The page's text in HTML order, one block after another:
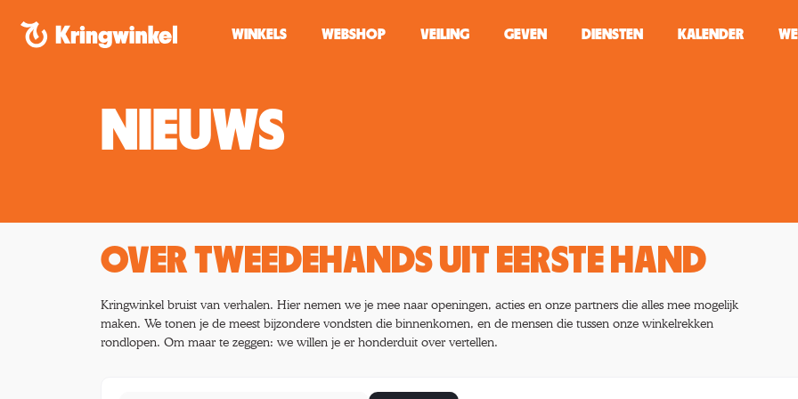
WINKELS
WEBSHOP VEILING GEVEN DIENSTEN KALENDER
NIEUWS
OVER TWEEDEHANDS UIT EERSTE HAND
Kringwinkel bruist van verhalen. Hier nemen we je mee naar openingen, acties en onze partners die alles mee mogelijk
maken. We tonen je de meest bijzondere vondsten die binnenkomen, en de mensen die tussen onze winkelrekken
rondlopen. Om maar te zeggen: we willen je er honderduit over vertellen.